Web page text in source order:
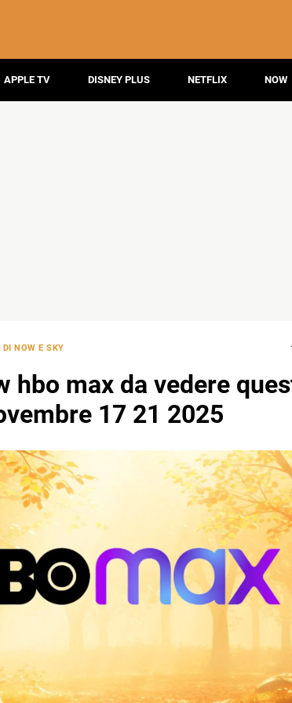
APPLE TV DISNEY PLUS NETFLIX NOW
NOW E SKY
hbo max da vedere
17 21 2025